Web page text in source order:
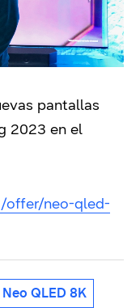
pantallas
2023 en el
offer/neo-qled-
Neo QLED 8K